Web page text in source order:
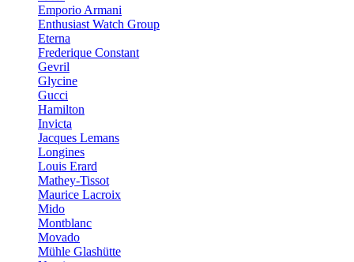
Emporio Armani
Enthusiast Watch Group
Eterna
Frederique Constant
Gevril
Glycine
Gucci
Hamilton
Invicta
Jacques Lemans
Longines
Louis Erard
Mathey-Tissot
Maurice Lacroix
Mido
Montblanc
Movado
Mühle Glashütte